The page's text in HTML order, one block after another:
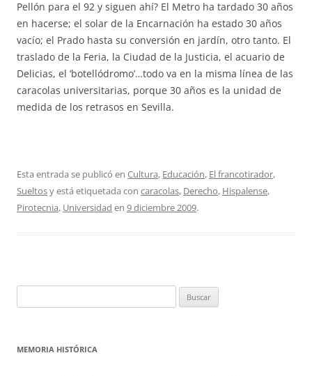
Pellón para el 92 y siguen ahí? El Metro ha tardado 30 años
en hacerse; el solar de la Encarnación ha estado 30 años
vacío; el Prado hasta su conversión en jardín, otro tanto. El
traslado de la Feria, la Ciudad de la Justicia, el acuario de
Delicias, el ‘botellódromo’…todo va en la misma línea de las
caracolas universitarias, porque 30 años es la unidad de
medida de los retrasos en Sevilla.
Esta entrada se publicó en Cultura, Educación, El francotirador,
Sueltosy está etiquetada con caracolas, Derecho, Hispalense,
Pirotecnia, Universidad en 9 diciembre 2009.
MEMORIA HISTÓRICA